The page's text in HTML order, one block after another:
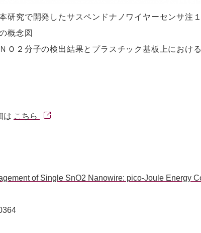
研究で開発したサスペンドナノワイヤーセンサ注
概念図
Ｏ２分子の検出結果とプラスチック基板上におけ
は こちら
of Single SnO2 Nanowire: pico-Joule Energy